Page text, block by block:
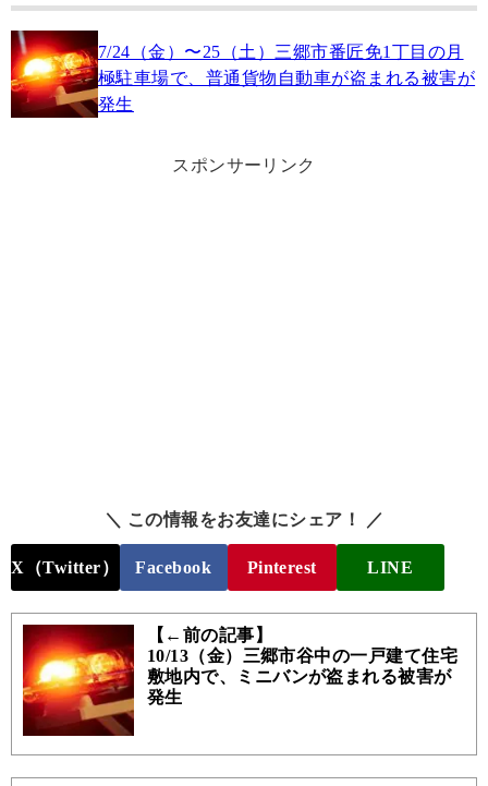
7/24（金）〜25（土）三郷市番匠免1丁目の月
極駐車場で、普通貨物自動車が盗まれる被害が
発生
スポンサーリンク
＼ この情報をお友達にシェア！ ／
X（Twitter） Facebook Pinterest LINE
【←前の記事】
10/13（金）三郷市谷中の一戸建て住宅
敷地内で、ミニバンが盗まれる被害が
発生